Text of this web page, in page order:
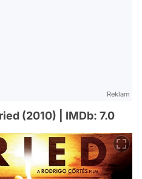
Reklam
(2010) | IMDb: 7.0